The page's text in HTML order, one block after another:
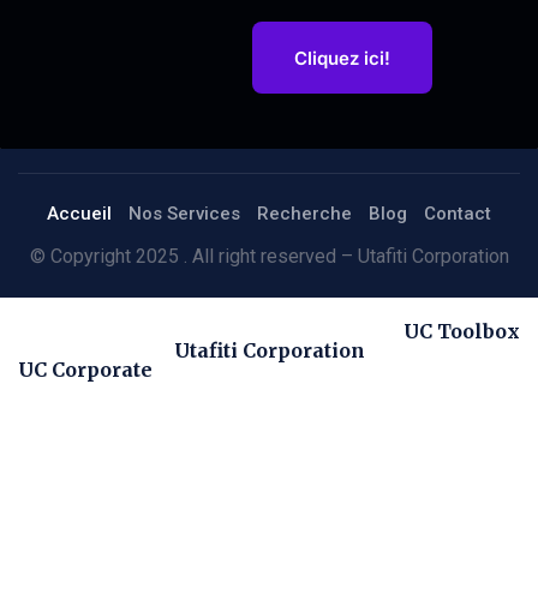
Cliquez ici!
Accueil Nos Services Recherche Blog Contact
© Copyright 2025 . All right reserved – Utafiti Corporation
UC Toolbox
Utafiti Corporation
UC Corporate